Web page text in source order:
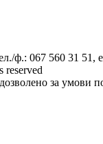
ф.: 067 560 31 51,
reserved
за умови